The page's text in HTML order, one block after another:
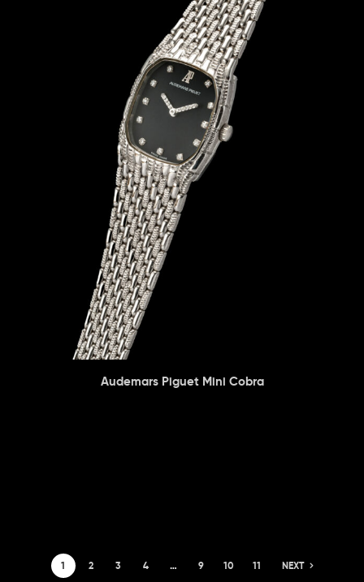
Audemars Piguet Mini Cobra
1 2 3 4 … 9 10 11 NEXT